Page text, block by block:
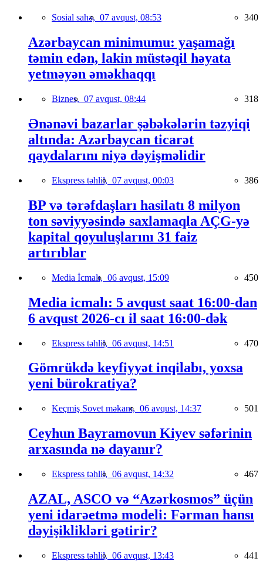
Sosial sahə, 07 avqust, 08:53 340
Azərbaycan minimumu: yaşamağı
təmin edən, lakin müstəqil həyata
yetməyən əməkhaqqı
Biznes, 07 avqust, 08:44 318
Ənənəvi bazarlar şəbəkələrin təzyiqi
altında: Azərbaycan ticarət
qaydalarını niyə dəyişməlidir
Ekspress təhlil, 07 avqust, 00:03 386
BP və tərəfdaşları hasilatı 8 milyon
ton səviyyəsində saxlamaqla AÇG-yə
kapital qoyuluşlarını 31 faiz
artırıblar
Media İcmalı, 06 avqust, 15:09 450
Media icmalı: 5 avqust saat 16:00-dan
6 avqust 2026-cı il saat 16:00-dək
Ekspress təhlil, 06 avqust, 14:51 470
Gömrükdə keyfiyyət inqilabı, yoxsa
yeni bürokratiya?
Keçmiş Sovet məkanı, 06 avqust, 14:37 501
Ceyhun Bayramovun Kiyev səfərinin
arxasında nə dayanır?
Ekspress təhlil, 06 avqust, 14:32 467
AZAL, ASCO və “Azərkosmos” üçün
yeni idarəetmə modeli: Fərman hansı
dəyişiklikləri gətirir?
Ekspress təhlil, 06 avqust, 13:43 441